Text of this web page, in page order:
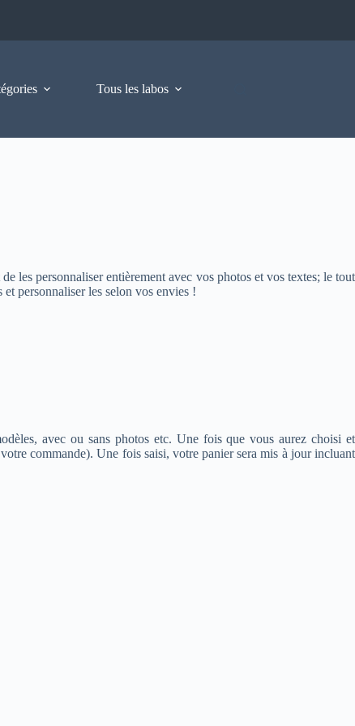
Tous les labos
les personnaliser entièrement avec vos photos et vos textes; le tout
personnaliser les selon vos envies !
avec ou sans photos etc. Une fois que vous aurez choisi et
commande). Une fois saisi, votre panier sera mis à jour incluant